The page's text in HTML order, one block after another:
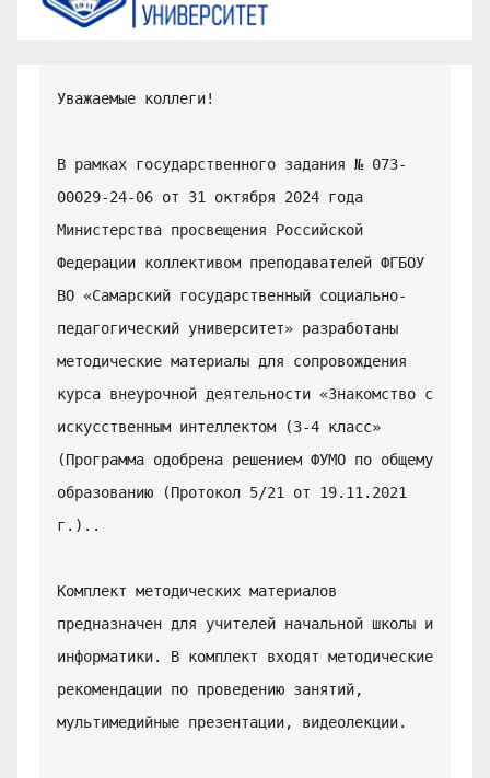
Уважаемые коллеги!
В рамках государственного задания № 073-
00029-24-06 от 31 октября 2024 года
Министерства просвещения Российской
Федерации коллективом преподавателей ФГБОУ
ВО «Самарский государственный социально-
педагогический университет» разработаны
методические материалы для сопровождения
курса внеурочной деятельности «Знакомство с
искусственным интеллектом (3-4 класс»
(Программа одобрена решением ФУМО по общему
образованию (Протокол 5/21 от 19.11.2021
г.)..
Комплект методических материалов
предназначен для учителей начальной школы и
информатики. В комплект входят методические
рекомендации по проведению занятий,
мультимедийные презентации, видеолекции.